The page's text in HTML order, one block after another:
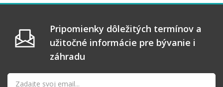
Pripomienky dôležitých termínov a
užitočné informácie pre bývanie i
záhradu